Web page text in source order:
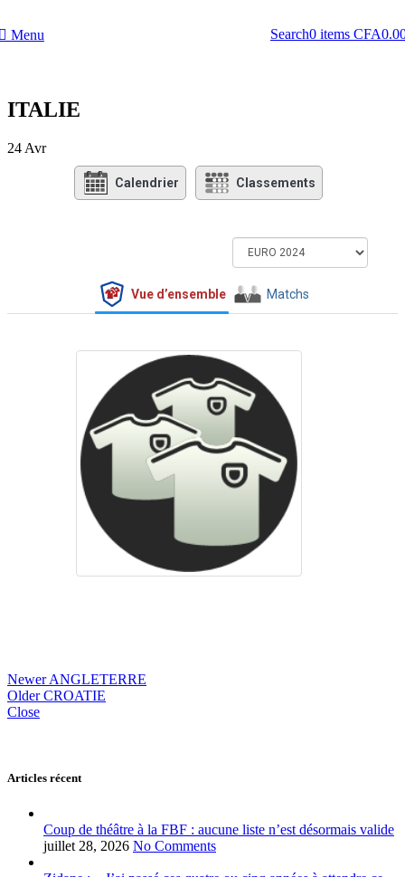
Menu Search0 items CFA
ITALIE
24 Avr
Calendrier Classements
Vue d’ensemble Matchs
Newer ANGLETERRE
Older CROATIE
Close
Articles récent
Coup de théâtre à la FBF : aucune liste n’est désormais valide
juillet 28, 2026 No Comments